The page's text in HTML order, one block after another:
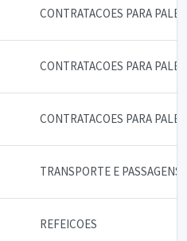
CONTRATACOES PARA
CONTRATACOES PARA
CONTRATACOES PARA
TRANSPORTE E PASSAGENS
REFEICOES